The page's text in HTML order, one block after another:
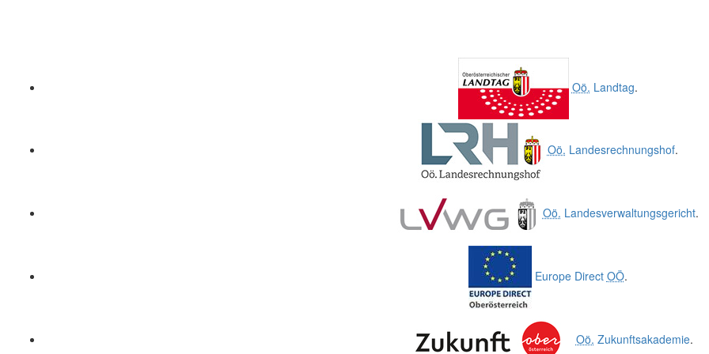
Oö. Landtag.
Oö. Landesrechnungshof.
Oö. Landesverwaltungsgericht.
Europe Direct OÖ.
Oö. Zukunftsakademie.